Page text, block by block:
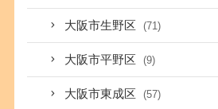
大阪市生野区 (71)
大阪市平野区 (9)
大阪市東成区 (57)